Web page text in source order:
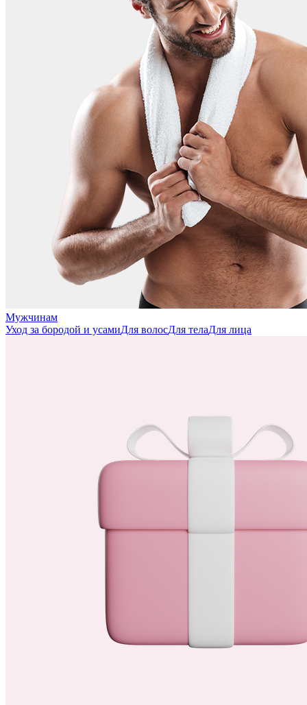
Мужчинам
Уход за бородой и усамиДля волосДля телаДля лица